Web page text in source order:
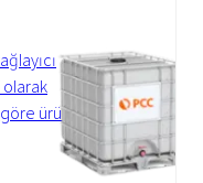
olarak
göre ürün